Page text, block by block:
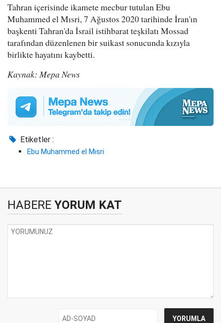
Tahran içerisinde ikamete mecbur tutulan Ebu
Muhammed el Mısri, 7 Ağustos 2020 tarihinde İran'ın
başkenti Tahran'da İsrail istihbarat teşkilatı Mossad
tarafından düzenlenen bir suikast sonucunda kızıyla
birlikte hayatını kaybetti.
Kaynak: Mepa News
Etiketler :
Ebu Muhammed el Mısri
HABERE YORUM KAT